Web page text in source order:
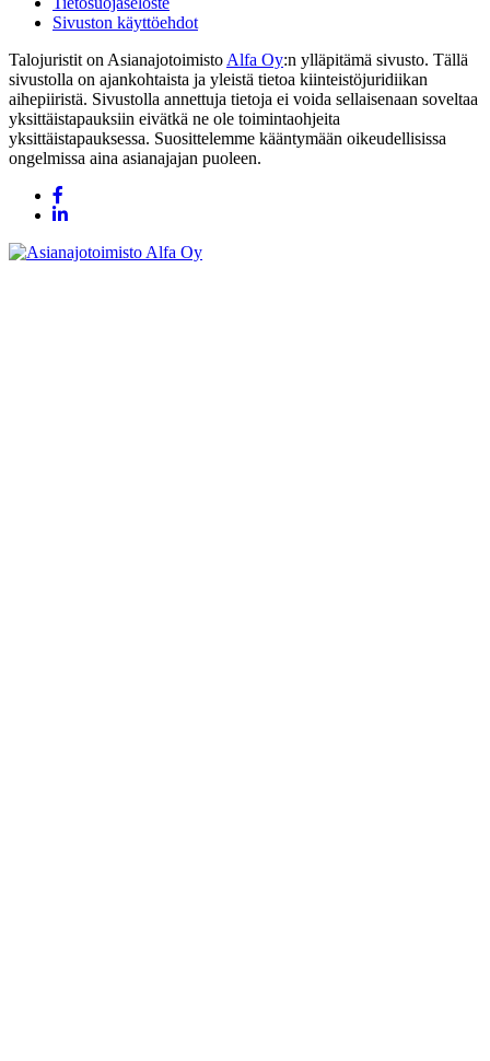
Sivuston käyttöehdot
Talojuristit on Asianajotoimisto Alfa Oy:n ylläpitämä sivusto. Tällä
sivustolla on ajankohtaista ja yleistä tietoa kiinteistöjuridiikan
aihepiiristä. Sivustolla annettuja tietoja ei voida sellaisenaan soveltaa
yksittäistapauksiin eivätkä ne ole toimintaohjeita
yksittäistapauksessa. Suosittelemme kääntymään oikeudellisissa
ongelmissa aina asianajajan puoleen.